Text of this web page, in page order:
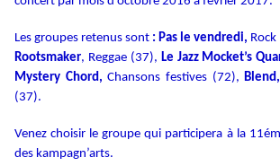
Les groupes retenus sont : Pas le vendredi,
Rootsmaker, Reggae (37), Le Jazz Mocket’s
Mystery Chord, Chansons festives (72),Blend,
(37).
Venez choisir le groupe qui participera à la
des kampagn’arts.